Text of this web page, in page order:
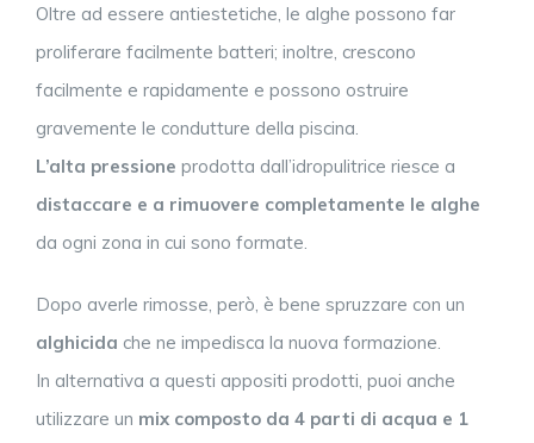
Oltre ad essere antiestetiche, le alghe possono far
proliferare facilmente batteri; inoltre, crescono
facilmente e rapidamente e possono ostruire
gravemente le condutture della piscina.
L’alta pressione prodotta dall’idropulitrice riesce a
distaccare e a rimuovere completamente le alghe
da ogni zona in cui sono formate.
Dopo averle rimosse, però, è bene spruzzare con un
alghicida che ne impedisca la nuova formazione.
In alternativa a questi appositi prodotti, puoi anche
utilizzare un mix composto da 4 parti di acqua e 1